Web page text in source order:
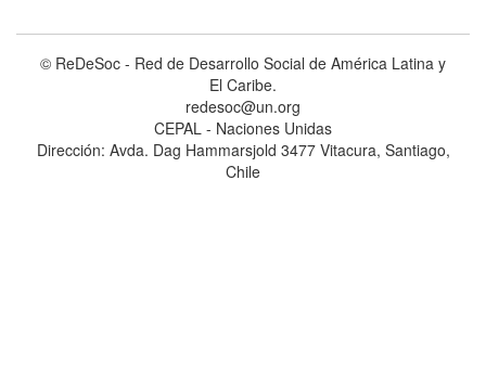
© ReDeSoc - Red de Desarrollo Social de América Latina y
El Caribe.
redesoc@un.org
CEPAL - Naciones Unidas
Dirección: Avda. Dag Hammarsjold 3477 Vitacura, Santiago,
Chile